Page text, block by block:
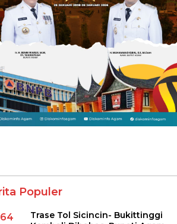
Populer
Trase Tol Sicincin- Bukittinggi